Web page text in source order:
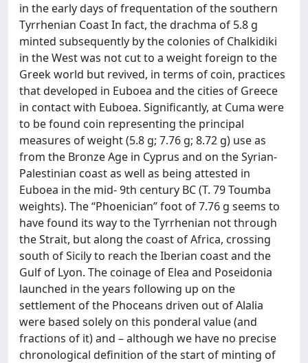
in the early days of frequentation of the southern
Tyrrhenian Coast In fact, the drachma of 5.8 g
minted subsequently by the colonies of Chalkidiki
in the West was not cut to a weight foreign to the
Greek world but revived, in terms of coin, practices
that developed in Euboea and the cities of Greece
in contact with Euboea. Significantly, at Cuma were
to be found coin representing the principal
measures of weight (5.8 g; 7.76 g; 8.72 g) use as
from the Bronze Age in Cyprus and on the Syrian-
Palestinian coast as well as being attested in
Euboea in the mid- 9th century BC (T. 79 Toumba
weights). The “Phoenician” foot of 7.76 g seems to
have found its way to the Tyrrhenian not through
the Strait, but along the coast of Africa, crossing
south of Sicily to reach the Iberian coast and the
Gulf of Lyon. The coinage of Elea and Poseidonia
launched in the years following up on the
settlement of the Phoceans driven out of Alalia
were based solely on this ponderal value (and
fractions of it) and – although we have no precise
chronological definition of the start of minting of